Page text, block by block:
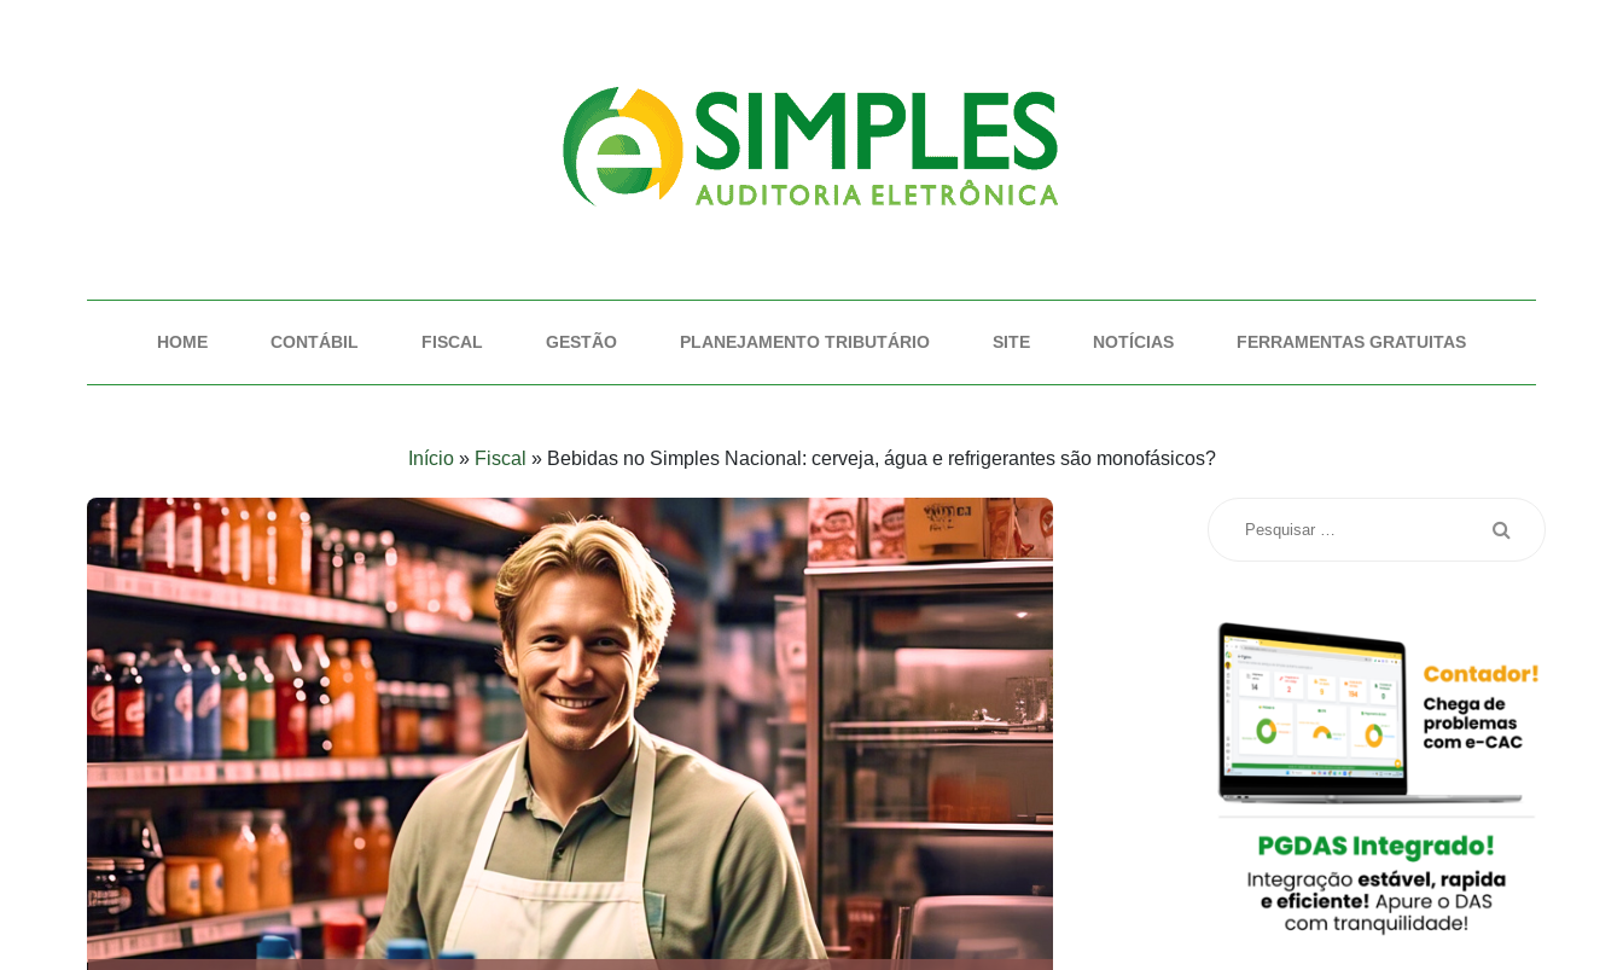
HOME CONTÁBIL FISCAL GESTÃO PLANEJAMENTO TRIBUTÁRIO SITE NOTÍCIAS FERRAMENTAS GRATUITAS
Início» Fiscal » Bebidas no Simples Nacional: cerveja, água e refrigerantes são monofásicos?